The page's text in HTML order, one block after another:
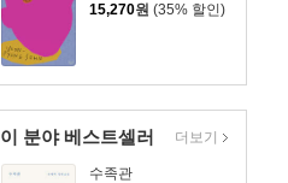
15,270원 (35% 할인)
이 분야 베스트셀러
수족관
더보기